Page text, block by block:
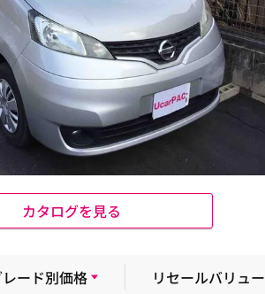
カタログを見る
ード別価格 リセールバリュー